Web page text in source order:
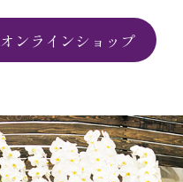
オンラインショップ